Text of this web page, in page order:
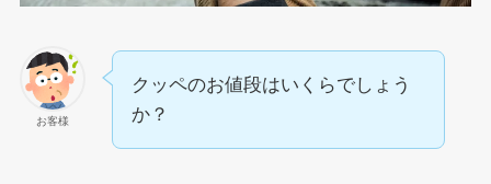
お客様
クッペのお値段はいくらでしょう
か？